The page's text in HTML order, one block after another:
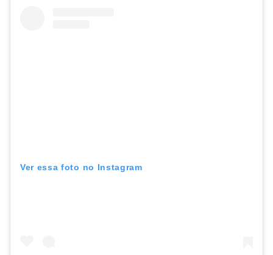
Ver essa foto no Instagram